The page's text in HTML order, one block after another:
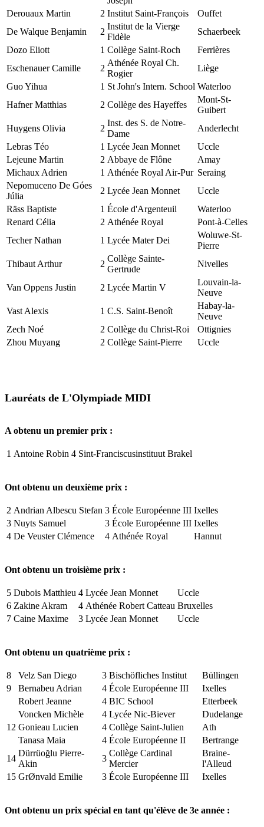
Derouaux Martin
2 Institut Saint-François
Ouffet
De Walque Benjamin
2
Institut de la Vierge
Fidèle
Schaerbeek
Dozo Eliott
1 Collège Saint-Roch
Ferrières
Eschenauer Camille
2
Athénée Royal Ch.
Rogier
Liège
Guo Yihua
1 St John's Intern. School Waterloo
Hafner Matthias
2 Collège des Hayeffes
Mont-St-
Guibert
Huygens Olivia
2
Inst. des S. de Notre-
Dame
Anderlecht
Lebras Téo
1 Lycée Jean Monnet
Uccle
Lejeune Martin
2 Abbaye de Flône
Amay
Michaux Adrien
1 Athénée Royal Air-Pur Seraing
Nepomuceno De Góes
Júlia
2 Lycée Jean Monnet
Uccle
Räss Baptiste
1 École d'Argenteuil
Waterloo
Renard Célia
2 Athénée Royal
Pont-à-Celles
Techer Nathan
1 Lycée Mater Dei
Woluwe-St-
Pierre
Thibaut Arthur
2
Collège Sainte-
Gertrude
Nivelles
Van Oppens Justin 2 Lycée Martin V
Louvain-la-
Neuve
Vast Alexis
1 C.S. Saint-Benoît
Habay-la-
Neuve
Zech Noé
2 Collège du Christ-Roi
Ottignies
Zhou Muyang
2 Collège Saint-Pierre Uccle
Lauréats de L'Olympiade MIDI
A obtenu un premier prix :
1 Antoine Robin 4 Sint-Franciscusinstituut Brakel
Ont obtenu un deuxième prix :
2 Andrian Albescu Stefan 3 École Européenne III Ixelles
3 Nuyts Samuel 3 École Européenne III Ixelles
4 De Veuster Clémence 4 Athénée Royal Hannut
Ont obtenu un troisième prix :
5 Dubois Matthieu 4 Lycée Jean Monnet
Uccle
6 Zakine Akram 4 Athénée Robert Catteau Bruxelles
7 Caine Maxime 3 Lycée Jean Monnet Uccle
Ont obtenu un quatrième prix :
8 Velz San Diego 3 Bischöfliches Institut
Büllingen
9
Bernabeu Adrian 4 École Européenne III
Ixelles
Robert Jeanne
4 BIC School
Etterbeek
Voncken Michèle
4 Lycée Nic-Biever
Dudelange
12 Gonieau Lucien 4 Collège Saint-Julien
Ath
Tanasa Maia
4 École Européenne II
Bertrange
14
Dürrüoğlu Pierre-
Akin
3
Collège Cardinal
Mercier
Braine-
l'Alleud
15 GrØnvald Emilie 3 École Européenne III Ixelles
Ont obtenu un prix spécial en tant qu'élève de 3e année :